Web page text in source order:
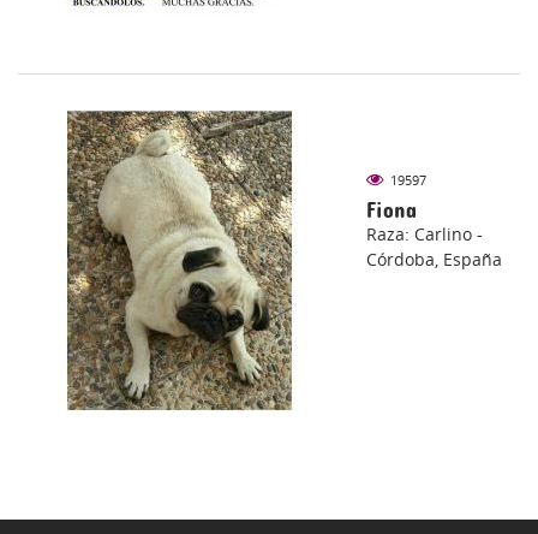
19597
Fiona
Raza: Carlino -
Córdoba, España